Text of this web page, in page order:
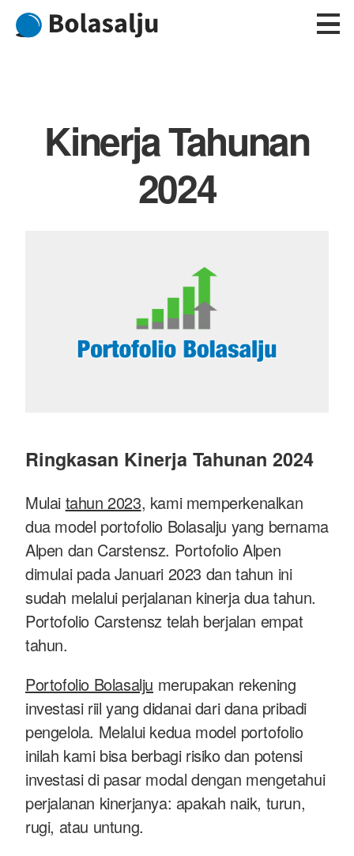
Skip
content
Kinerja Tahunan
2024
Ringkasan Kinerja Tahunan 2024
Mulai tahun 2023, kami memperkenalkan
dua model portofolio Bolasalju yang bernama
Alpen dan Carstensz. Portofolio Alpen
dimulai pada Januari 2023 dan tahun ini
sudah melalui perjalanan kinerja dua tahun.
Portofolio Carstensz telah berjalan empat
tahun.
Portofolio Bolasalju merupakan rekening
investasi riil yang didanai dari dana pribadi
pengelola. Melalui kedua model portofolio
inilah kami bisa berbagi risiko dan potensi
investasi di pasar modal dengan mengetahui
perjalanan kinerjanya: apakah naik, turun,
rugi, atau untung.